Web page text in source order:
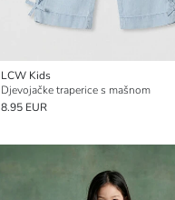
LCW Kids
Djevojačke traperice s mašnom
8.95 EUR